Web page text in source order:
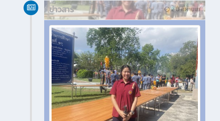
2 ปี ที่ผ่านมา
ข่าวสาร